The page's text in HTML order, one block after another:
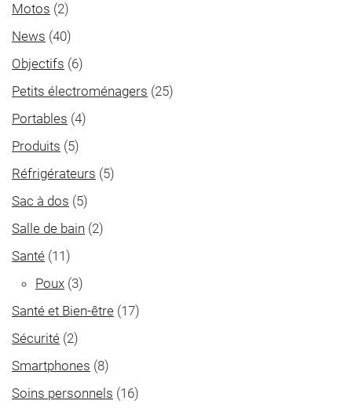
Motos (2)
News (40)
Objectifs (6)
Petits électroménagers (25)
Portables (4)
Produits (5)
Réfrigérateurs (5)
Sac à dos (5)
Salle de bain (2)
Santé (11)
Poux (3)
Santé et Bien-être (17)
Sécurité (2)
Smartphones (8)
Soins personnels (16)